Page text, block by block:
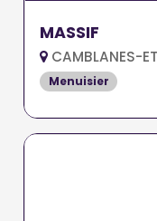
MASSIF
CAMBLANES-
Menuisier